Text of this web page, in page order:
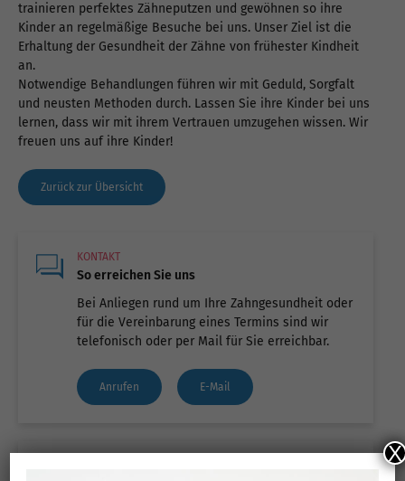
trainieren perfektes Zähneputzen und gewöhnen so ihre
Kinder an regelmäßige Besuche bei uns. Unser Ziel ist die
Erhaltung der Gesundheit der Zähne von frühester Kindheit
an.
Notwendige Behandlungen führen wir mit Geduld, Sorgfalt
und neusten Methoden durch. Lassen Sie ihre Kinder bei uns
lernen, dass wir mit ihrem Vertrauen umzugehen wissen. Wir
freuen uns auf ihre Kinder!
Zurück zur Übersicht
KONTAKT
So erreichen Sie uns
Bei Anliegen rund um Ihre Zahngesundheit oder
für die Vereinbarung eines Termins sind wir
telefonisch oder per Mail für Sie erreichbar.
Anrufen E-Mail
X